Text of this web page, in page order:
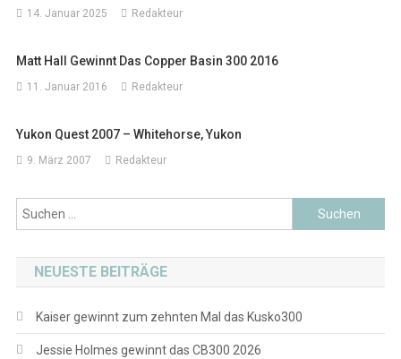
14. Januar 2025 Redakteur
Matt Hall Gewinnt Das Copper Basin 300 2016
11. Januar 2016 Redakteur
Yukon Quest 2007 – Whitehorse, Yukon
9. März 2007 Redakteur
Suchen
nach:
NEUESTE BEITRÄGE
Kaiser gewinnt zum zehnten Mal das Kusko300
Jessie Holmes gewinnt das CB300 2026